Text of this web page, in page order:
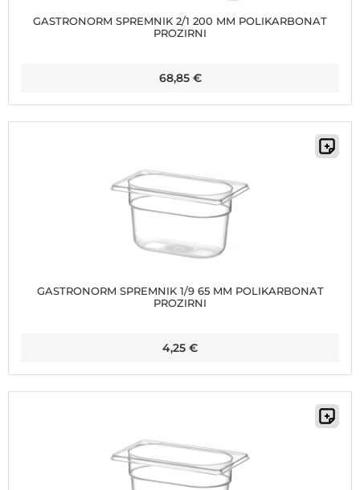
GASTRONORM SPREMNIK 2/1 200 MM POLIKARBONAT
PROZIRNI
68,85 €
GASTRONORM SPREMNIK 1/9 65 MM POLIKARBONAT
PROZIRNI
4,25 €